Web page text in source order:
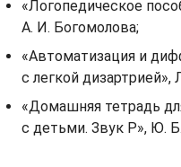
«Логопедическое
А. И. Богомолова;
«Автоматизация и
с легкой дизартрией»,
«Домашняя тетрадь
с детьми. Звук Р», Ю.